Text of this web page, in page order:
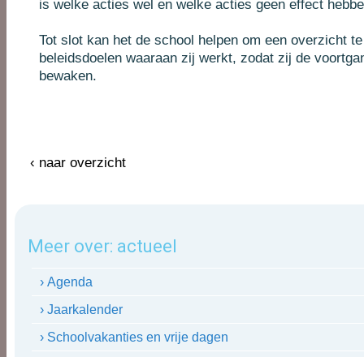
is welke acties wel en welke acties geen effect
Tot slot kan het de school helpen om een overzicht
beleidsdoelen waaraan zij werkt, zodat zij de
bewaken.
‹ naar overzicht
Meer over: actueel
› Agenda
› Jaarkalender
› Schoolvakanties en vrije dagen